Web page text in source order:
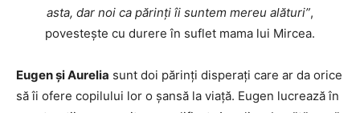
asta, dar noi ca părinți îi suntem mereu alături”,
povestește cu durere în suflet mama lui Mircea.
Eugen și Aurelia sunt doi părinți disperați care ar da orice
să îi ofere copilului lor o șansă la viață. Eugen lucrează în